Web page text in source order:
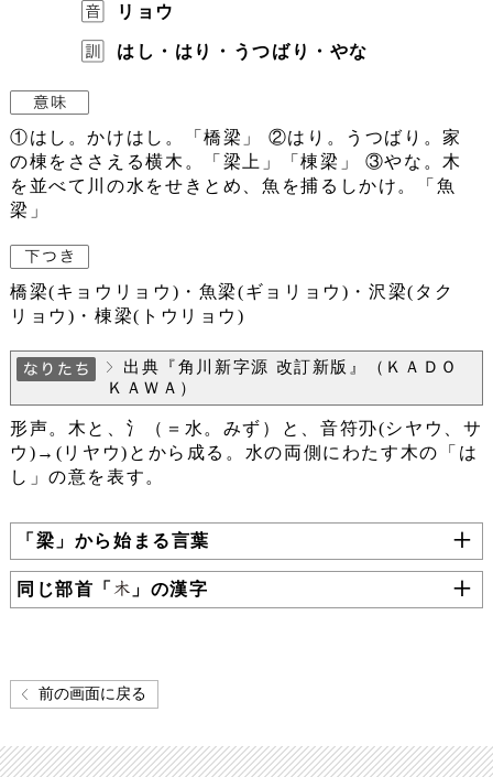
リョウ
はし・はり・うつばり・やな
①はし。かけはし。「橋梁」 ②はり。うつばり。家
の棟をささえる横木。「梁上」「棟梁」 ③やな。木
を並べて川の水をせきとめ、魚を捕るしかけ。「魚
梁」
橋梁(キョウリョウ)・魚梁(ギョリョウ)・沢梁(タク
リョウ)・棟梁(トウリョウ)
出典『角川新字源 改訂新版』（ＫＡＤＯ
ＫＡＷＡ）
形声。木と、氵（＝水。みず）と、音符刅(シヤウ、サ
ウ)→(リヤウ)とから成る。水の両側にわたす木の「は
し」の意を表す。
「梁」から始まる言葉
同じ部首「 」の漢字
前の画面に戻る